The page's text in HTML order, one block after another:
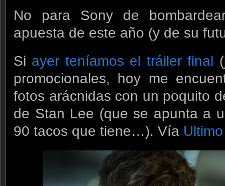
No para Sony de
apuesta de este año (y de su
Si ayer teníamos el tráiler final
promocionales, hoy me
fotos arácnidas con un poquito
de Stan Lee (que se apunta a
90 tacos que tiene…). Vía